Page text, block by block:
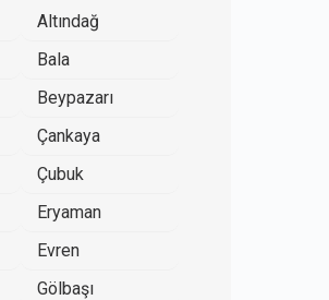
Altındağ
Bala
Beypazarı
Çankaya
Çubuk
Eryaman
Evren
Gölbaşı